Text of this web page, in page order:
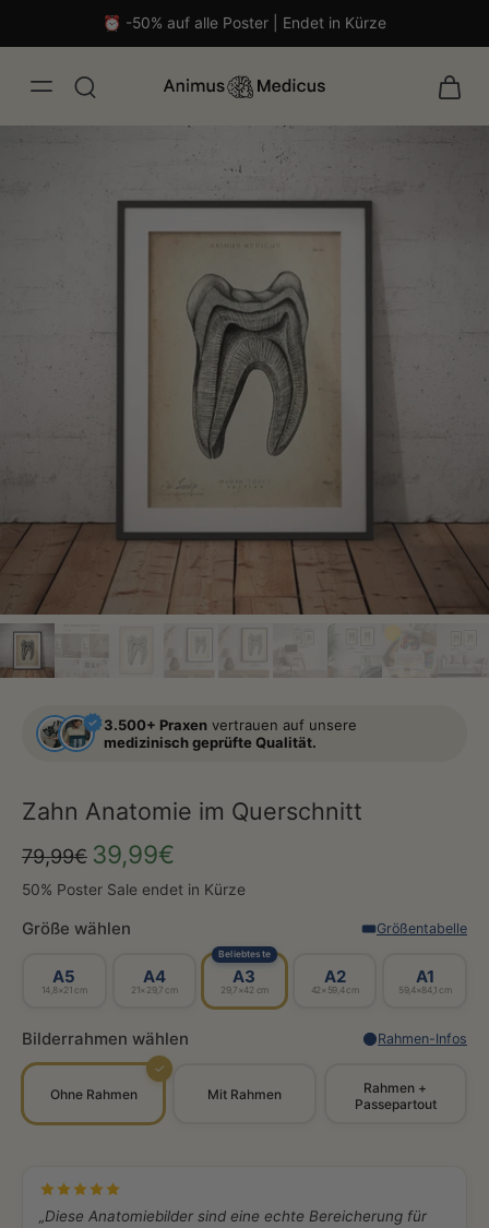
⏰ -50% auf alle Poster | Endet in Kürze
3.500+ Praxen vertrauen auf unsere
medizinisch geprüfte Qualität.
Zahn Anatomie im Querschnitt
79,99€ 39,99€
50% Poster Sale endet in Kürze
Größe wählen Größentabelle
A5
14,8×21 cm
A4
21×29,7 cm
Beliebteste
A3
29,7×42 cm
A2
42×59,4 cm
A1
59,4×84,1 cm
Bilderrahmen wählen Rahmen-Infos
Ohne Rahmen
✓
Mit Rahmen
Rahmen +
Passepartout
„Diese Anatomiebilder sind eine echte Bereicherung für